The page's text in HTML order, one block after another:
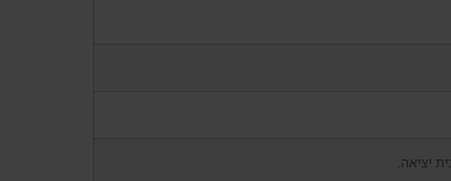
יציאה.